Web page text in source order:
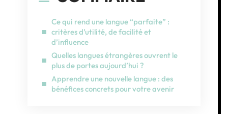
Ce qui rend une langue “parfaite” :
critères d’utilité, de facilité et
d’influence
Quelles langues étrangères ouvrent le
plus de portes aujourd’hui ?
Apprendre une nouvelle langue : des
bénéfices concrets pour votre avenir